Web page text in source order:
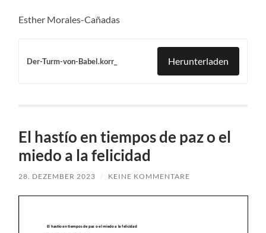
Esther Morales-Cañadas
Der-Turm-von-Babel.korr_ Herunterladen
El hastío en tiempos de paz o el
miedo a la felicidad
28. DEZEMBER 2023 / KEINE KOMMENTARE